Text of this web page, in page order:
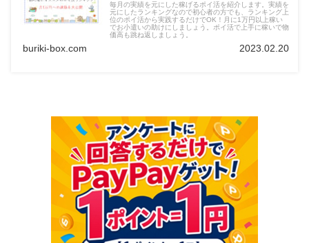
毎月の実績を元にした稼げるポイ活を紹介します。実績を
元にしたランキングなので初心者の方でも、ランキング上
位のポイ活から実践するだけでOK！月に1万円以上稼い
でお小遣いの助けにしましょう。ポイ活で上手に稼いで物
価高も跳ね返しましょう。
buriki-box.com 2023.02.20